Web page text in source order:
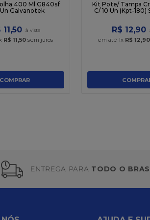
400 Ml G840sf
Un Galvanotek
11,50
R$ 11,50sem juros
COMPRAR
Kit Pote/ Tampa
C/ 10 Un (Kpt-
R$ 12,90
em até 1x R$ 12,90
ENTREGA PARA TODO O